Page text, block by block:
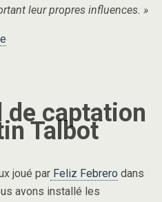
leur propres influences. »
de captation
Talbot
joué par Feliz Febrero dans
avons installé les